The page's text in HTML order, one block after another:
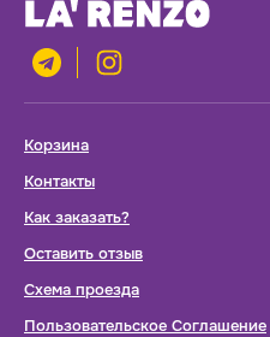
Корзина
Контакты
Как заказать?
Оставить отзыв
Схема проезда
Пользовательское Соглашение